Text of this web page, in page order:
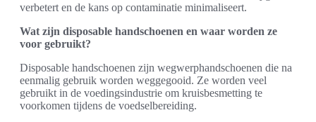
verbetert en de kans op contaminatie minimaliseert.
Wat zijn disposable handschoenen en waar worden ze
voor gebruikt?
Disposable handschoenen zijn wegwerphandschoenen die na
eenmalig gebruik worden weggegooid. Ze worden veel
gebruikt in de voedingsindustrie om kruisbesmetting te
voorkomen tijdens de voedselbereiding.